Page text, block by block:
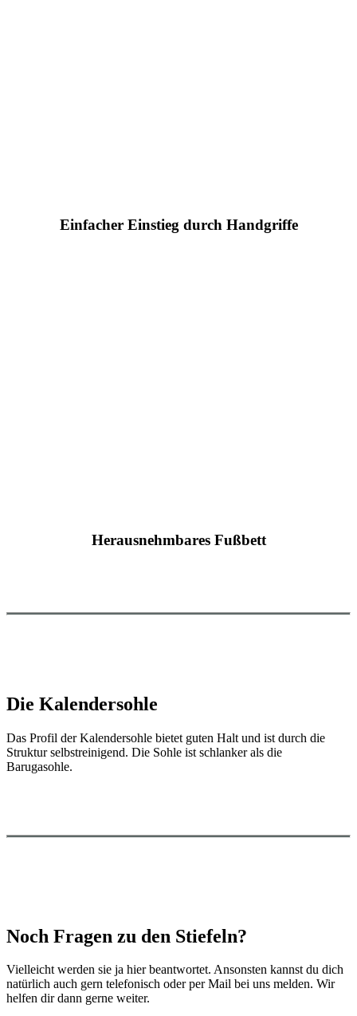
Einfacher Einstieg durch Handgriffe
Herausnehmbares Fußbett
Die Kalendersohle
Das Profil der Kalendersohle bietet guten Halt und ist durch die
Struktur selbstreinigend. Die Sohle ist schlanker als die
Barugasohle.
Noch Fragen zu den Stiefeln?
Vielleicht werden sie ja hier beantwortet. Ansonsten kannst du dich
natürlich auch gern telefonisch oder per Mail bei uns melden. Wir
helfen dir dann gerne weiter.